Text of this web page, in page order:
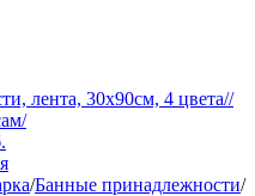
лента, 30х90см, 4 цвета//
/Банные принадлежности/